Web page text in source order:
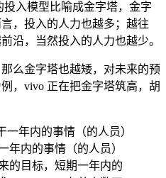
入模型比喻成金字塔，金字
，投入的人力也越多；越往
沿，当然投入的人力也越少。
么金字塔也越矮，对未来的预
，vivo 正在把金字塔筑高，胡
年内的事情（的人员）
年内的事情（的人员）
的目标，短期一年内的